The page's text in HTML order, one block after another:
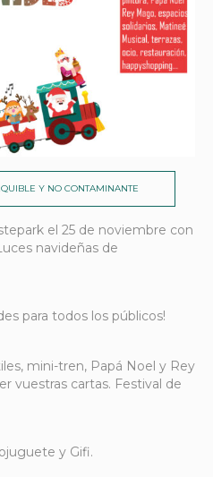
Y NO CONTAMINANTE
el 25 de noviembre con
navideñas de
para todos los públicos!
mini-tren, Papá Noel y Rey
vuestras cartas. Festival de
y Gifi.